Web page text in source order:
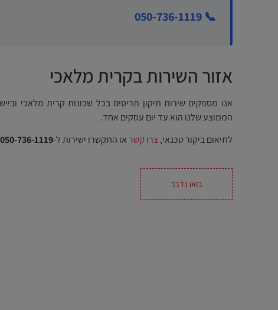
📞 050-736-1119
אזור השירות בקרית מלאכי
אנו מספקים שירות תיקון תריסים בכל שכונות קרית מלאכי
הממוצע שלנו הוא עד יום עסקים אחד.
לתיאום ביקור טכנאי, צרו קשראו התקשרו ישירות ל-050-736-1119
בואו נדבר